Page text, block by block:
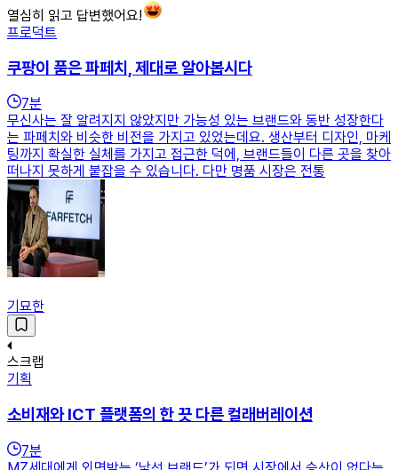
열심히 읽고 답변했어요!
프로덕트
쿠팡이 품은 파페치, 제대로 알아봅시다
7분
무신사는 잘 알려지지 않았지만 가능성 있는 브랜드와 동반 성장한다
는 파페치와 비슷한 비전을 가지고 있었는데요. 생산부터 디자인, 마케
팅까지 확실한 실체를 가지고 접근한 덕에, 브랜드들이 다른 곳을 찾아
떠나지 못하게 붙잡을 수 있습니다. 다만 명품 시장은 전통
기묘한
스크랩
기획
소비재와 ICT 플랫폼의 한 끗 다른 컬래버레이션
7분